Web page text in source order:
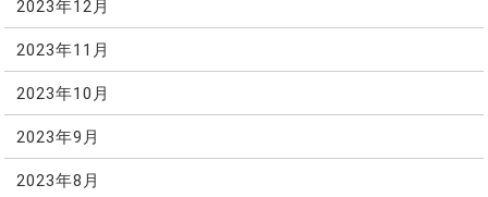
2023年12月
2023年11月
2023年10月
2023年9月
2023年8月